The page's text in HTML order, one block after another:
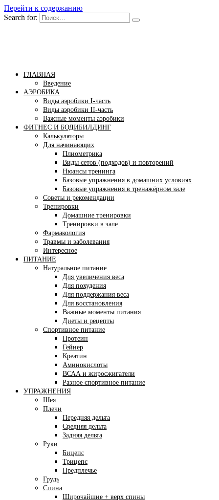
Перейти к содержанию
Search for:
ГЛАВНАЯ
Введение
АЭРОБИКА
Виды аэробики І-часть
Виды аэробики ІІ-часть
Важные моменты аэробики
ФИТНЕС И БОДИБИЛДИНГ
Калькуляторы
Для начинающих
Плиометрика
Виды сетов (подходов) и повторений
Нюансы тренинга
Базовые упражнения в домашних условиях
Базовые упражнения в тренажёрном зале
Советы и рекомендации
Тренировки
Домашние тренировки
Тренировки в зале
Фармакология
Травмы и заболевания
Интересное
ПИТАНИЕ
Натуральное питание
Для увеличения веса
Для похудения
Для поддержания веса
Для восстановления
Важные моменты питания
Диеты и рецепты
Спортивное питание
Протеин
Гейнер
Креатин
Аминокислоты
ВСАА и жиросжигатели
Разное спортивное питание
УПРАЖНЕНИЯ
Шея
Плечи
Передняя дельта
Средняя дельта
Задняя дельта
Руки
Бицепс
Трицепс
Предплечье
Грудь
Спина
Широчайшие + верх спины